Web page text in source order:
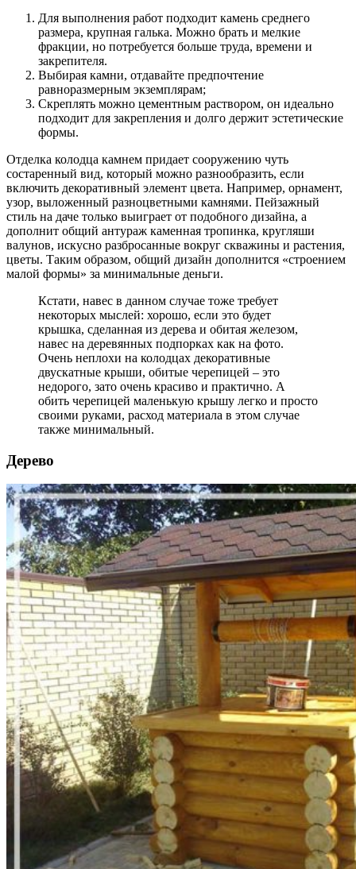
Для выполнения работ подходит камень среднего
размера, крупная галька. Можно брать и мелкие
фракции, но потребуется больше труда, времени и
закрепителя.
Выбирая камни, отдавайте предпочтение
равноразмерным экземплярам;
Скреплять можно цементным раствором, он идеально
подходит для закрепления и долго держит эстетические
формы.
Отделка колодца камнем придает сооружению чуть
состаренный вид, который можно разнообразить, если
включить декоративный элемент цвета. Например, орнамент,
узор, выложенный разноцветными камнями. Пейзажный
стиль на даче только выиграет от подобного дизайна, а
дополнит общий антураж каменная тропинка, кругляши
валунов, искусно разбросанные вокруг скважины и растения,
цветы. Таким образом, общий дизайн дополнится «строением
малой формы» за минимальные деньги.
Кстати, навес в данном случае тоже требует
некоторых мыслей: хорошо, если это будет
крышка, сделанная из дерева и обитая железом,
навес на деревянных подпорках как на фото.
Очень неплохи на колодцах декоративные
двускатные крыши, обитые черепицей – это
недорого, зато очень красиво и практично. А
обить черепицей маленькую крышу легко и просто
своими руками, расход материала в этом случае
также минимальный.
Дерево